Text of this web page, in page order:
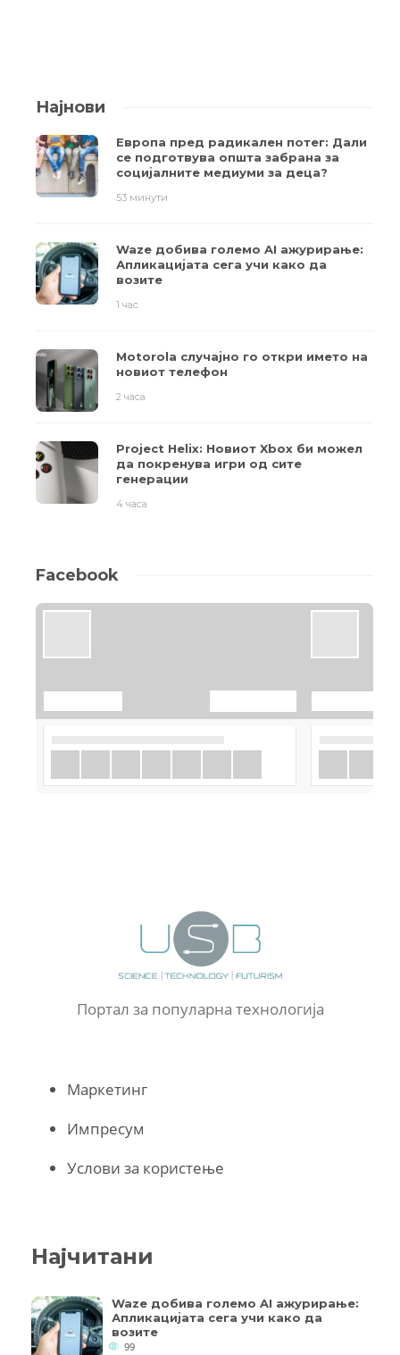
Најнови
Европа пред радикален потег: Дали
се подготвува општа забрана за
социјалните медиуми за деца?
53 минути
Waze добива големо AI ажурирање:
Апликацијата сега учи како да
возите
1 час
Motorola случајно го откри името на
новиот телефон
2 часа
Project Helix: Новиот Xbox би можел
да покренува игри од сите
генерации
4 часа
Facebook
Портал за популарна технологија
Маркетинг
Импресум
Услови за користење
Најчитани
Waze добива големо AI ажурирање:
Апликацијата сега учи како да
возите
99